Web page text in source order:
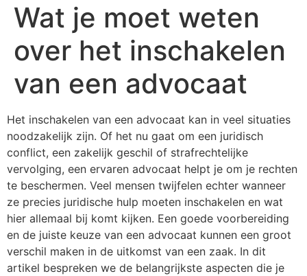
Wat je moet weten
over het inschakelen
van een advocaat
Het inschakelen van een advocaat kan in veel situaties
noodzakelijk zijn. Of het nu gaat om een juridisch
conflict, een zakelijk geschil of strafrechtelijke
vervolging, een ervaren advocaat helpt je om je rechten
te beschermen. Veel mensen twijfelen echter wanneer
ze precies juridische hulp moeten inschakelen en wat
hier allemaal bij komt kijken. Een goede voorbereiding
en de juiste keuze van een advocaat kunnen een groot
verschil maken in de uitkomst van een zaak. In dit
artikel bespreken we de belangrijkste aspecten die je